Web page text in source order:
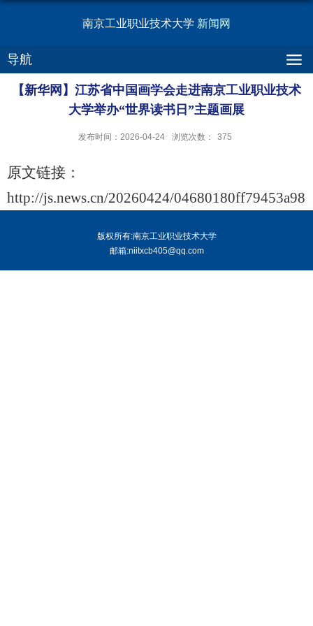
南京工业职业技术大学 新闻网
导航
【新华网】江苏省中国画学会走进南京工业职业技术
大学举办“世界读书日”主题画展
发布时间：2026-04-24 浏览次数： 375
原文链接：
http://js.news.cn/20260424/
版权所有:南京工业职业技术大学
邮箱:niitxcb405@qq.com